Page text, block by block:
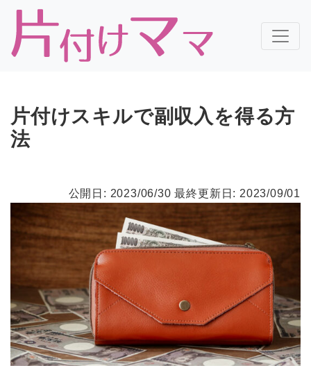
片付けスキルで副収入を得る方
法
公開日: 2023/06/30 最終更新日: 2023/09/01